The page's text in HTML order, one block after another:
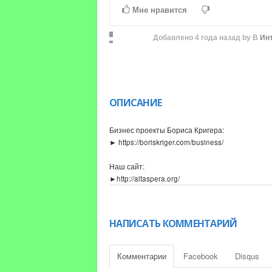
Мне нравится
Добавлено 4 года назадby В
ОПИСАНИЕ
Бизнес проекты Бориса Кригера:
► https://boriskriger.com/business/
Наш сайт:
►http://altaspera.org/
► https://www.instagram.com/boris.kriger/
► https://www.facebook.com/boris.kriger
НАПИСАТЬ КОММЕНТАРИЙ
Комментарии Facebook Disqus